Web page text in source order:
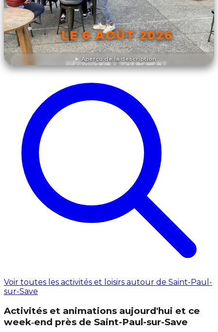
Aperçu de la description
LE 6 AOÛT 2026
DÉCOUVRIR L'ÉVÉNEMENT
Voir toutes les activités et loisirs autour de Saint-Paul-
sur-Save
Activités et animations aujourd'hui et ce
week‑end près de Saint-Paul-sur-Save